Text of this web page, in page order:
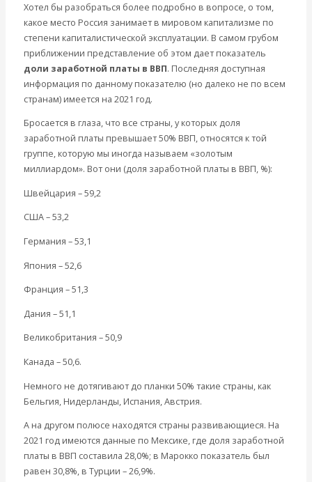
Хотел бы разобраться более подробно в вопросе, о том,
какое место Россия занимает в мировом капитализме по
степени капиталистической эксплуатации. В самом грубом
приближении представление об этом дает показатель
доли заработной платы в ВВП. Последняя доступная
информация по данному показателю (но далеко не по всем
странам) имеется на 2021 год.
Бросается в глаза, что все страны, у которых доля
заработной платы превышает 50% ВВП, относятся к той
группе, которую мы иногда называем «золотым
миллиардом». Вот они (доля заработной платы в ВВП, %):
Швейцария – 59,2
США – 53,2
Германия – 53,1
Япония – 52,6
Франция – 51,3
Дания – 51,1
Великобритания – 50,9
Канада – 50,6.
Немного не дотягивают до планки 50% такие страны, как
Бельгия, Нидерланды, Испания, Австрия.
А на другом полюсе находятся страны развивающиеся. На
2021 год имеются данные по Мексике, где доля заработной
платы в ВВП составила 28,0%; в Марокко показатель был
равен 30,8%, в Турции – 26,9%.